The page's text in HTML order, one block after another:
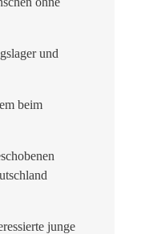
und
beim
junge